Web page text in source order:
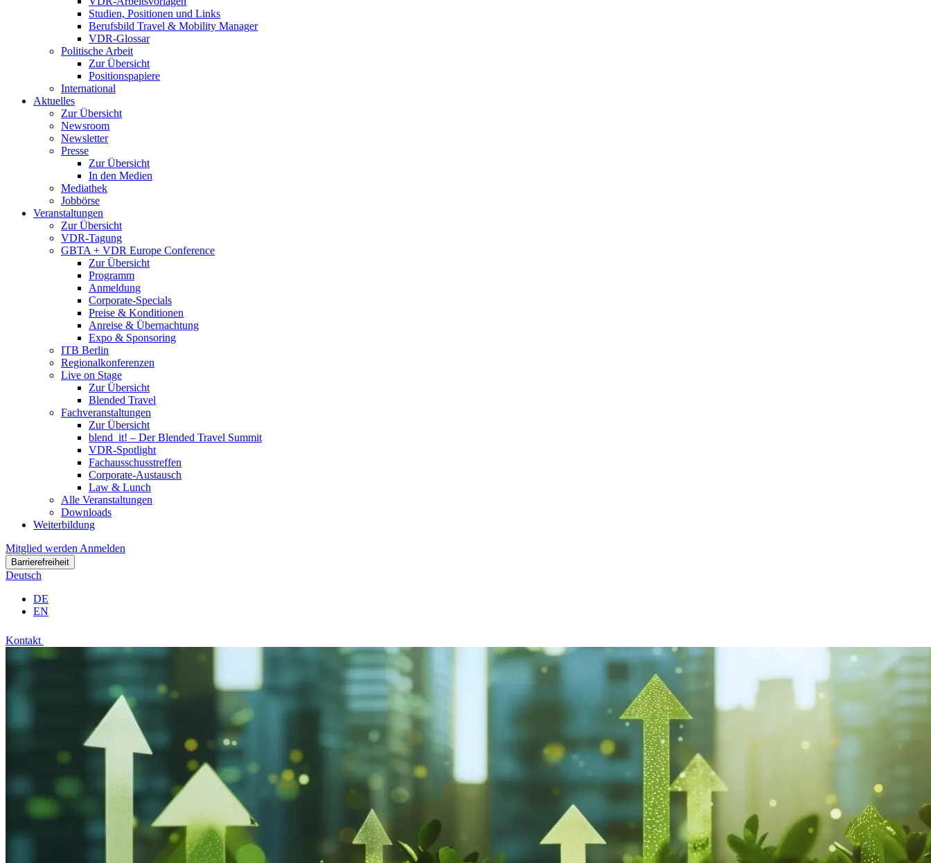
Studien, Positionen und Links
Berufsbild Travel & Mobility Manager
VDR-Glossar
Politische Arbeit
Zur Übersicht
Positionspapiere
International
Aktuelles
Zur Übersicht
Newsroom
Newsletter
Presse
Zur Übersicht
In den Medien
Mediathek
Jobbörse
Veranstaltungen
Zur Übersicht
VDR-Tagung
GBTA + VDR Europe Conference
Zur Übersicht
Programm
Anmeldung
Corporate-Specials
Preise & Konditionen
Anreise & Übernachtung
Expo & Sponsoring
ITB Berlin
Regionalkonferenzen
Live on Stage
Zur Übersicht
Blended Travel
Fachveranstaltungen
Zur Übersicht
blend_it! – Der Blended Travel Summit
VDR-Spotlight
Fachausschusstreffen
Corporate-Austausch
Law & Lunch
Alle Veranstaltungen
Downloads
Weiterbildung
Mitglied werden Anmelden
Barrierefreiheit
Deutsch
DE
EN
Kontakt